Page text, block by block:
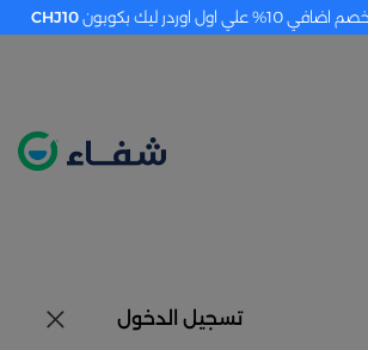
تسجيل الدخول
خصم اضافي 10% علي اول اوردر ليك بكوبون CHJ10